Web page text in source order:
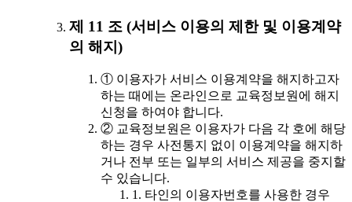
제 11 조 (서비스 이용의 제한 및 이용계약
의 해지)
① 이용자가 서비스 이용계약을 해지하고자
하는 때에는 온라인으로 교육정보원에 해지
신청을 하여야 합니다.
② 교육정보원은 이용자가 다음 각 호에 해당
하는 경우 사전통지 없이 이용계약을 해지하
거나 전부 또는 일부의 서비스 제공을 중지할
수 있습니다.
1. 타인의 이용자번호를 사용한 경우